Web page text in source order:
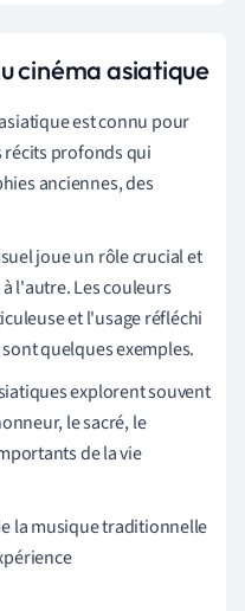
cinéma asiatique
est connu pour
récits profonds qui
anciennes, des
joue un rôle crucial et
l'autre. Les couleurs
et l'usage réfléchi
quelques exemples.
explorent souvent
le sacré, le
de la vie
la musique traditionnelle